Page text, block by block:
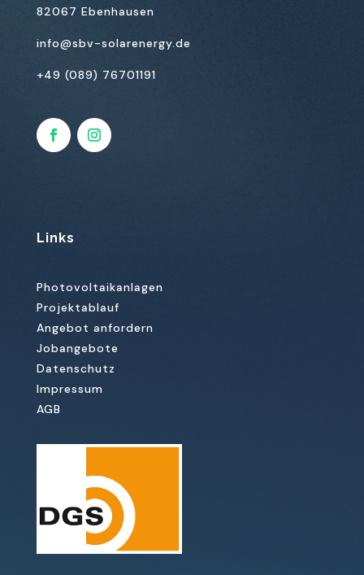
82067 Ebenhausen
info@sbv-solarenergy.de
+49 (089) 76701191
Links
Photovoltaikanlagen
Projektablauf
Angebot anfordern
Jobangebote
Datenschutz
Impressum
AGB